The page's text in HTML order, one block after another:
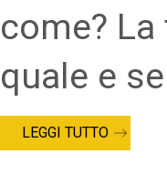
come?
quale e
LEGGI TUTTO